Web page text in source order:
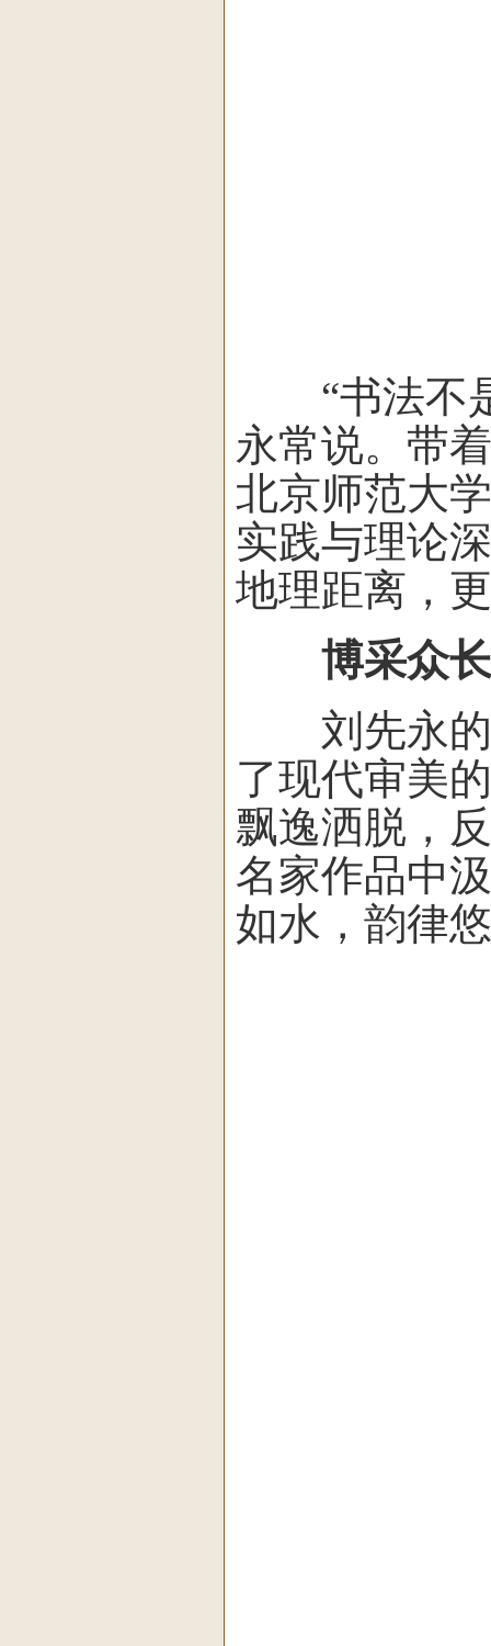
“书法不是
永常说。带
北京师范大
实践与理论
地理距离，
博采众
刘先永的
了现代审美
飘逸洒脱，
名家作品中
如水，韵律